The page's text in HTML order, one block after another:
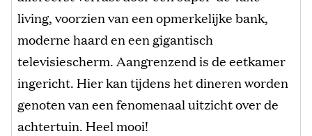
living, voorzien van een opmerkelijke bank,
moderne haard en een gigantisch
televisiescherm. Aangrenzend is de eetkamer
ingericht. Hier kan tijdens het dineren worden
genoten van een fenomenaal uitzicht over de
achtertuin. Heel mooi!